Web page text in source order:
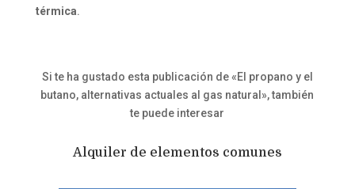
térmica.
Si te ha gustado esta publicación de «El propano y el
butano, alternativas actuales al gas natural», también
te puede interesar
Alquiler de elementos comunes